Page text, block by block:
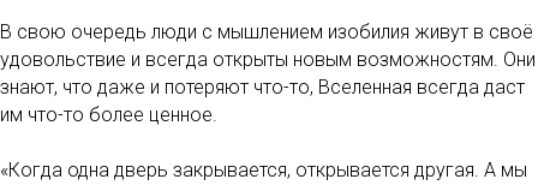
В свою очередь люди с мышлением изобилия живут в своё
удовольствие и всегда открыты новым возможностям. Они
знают, что даже и потеряют что-то, Вселенная всегда даст
им что-то более ценное.
«Когда одна дверь закрывается, открывается другая. А мы